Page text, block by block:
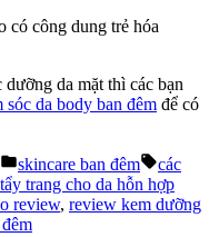
da mặt thì các bạn
sóc da body ban đêm để có
Posted
in
skincare ban đêm Tags:
các
trang cho da hỗn hợp
review, review kem dưỡng